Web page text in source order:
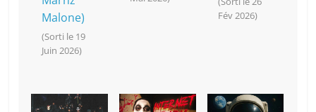
Malone)
(Sorti le 19
Juin 2026)
Fév 2026)